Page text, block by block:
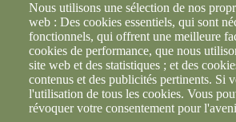
Nous utilisons une sélection de nos
web : Des cookies essentiels, qui sont
fonctionnels, qui offrent une meilleure
cookies de performance, que nous
site web et des statistiques ; et des
contenus et des publicités pertinents.
l'utilisation de tous les cookies. Vous
révoquer votre consentement pour